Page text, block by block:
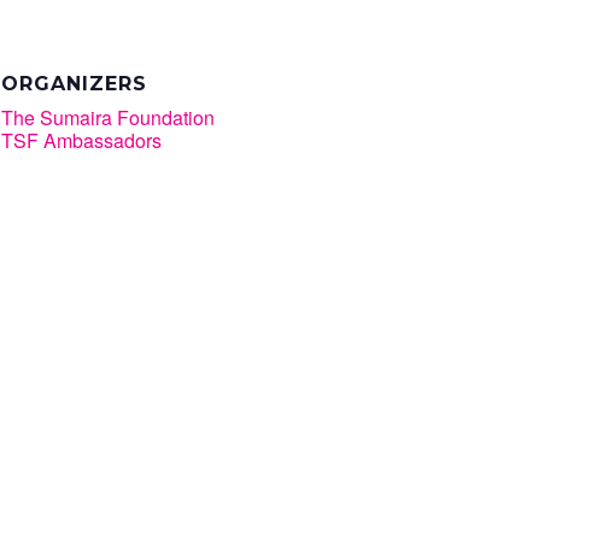
ORGANIZERS
The Sumaira Foundation
TSF Ambassadors